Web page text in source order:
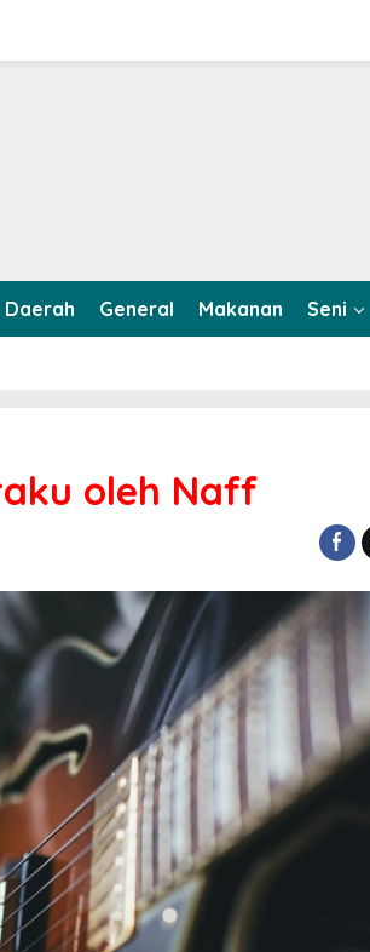
Daerah General Makanan Seni
oleh Naff